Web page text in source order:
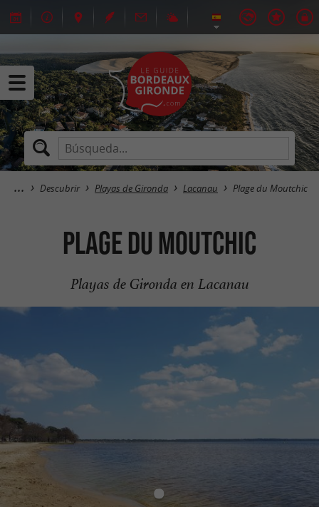
Descubrir Playas de Gironda Lacanau Plage du Moutchic
Plage du Moutchic
Playas de Gironda en Lacanau